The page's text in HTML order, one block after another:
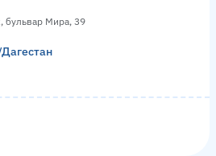
бульвар Мира, 39